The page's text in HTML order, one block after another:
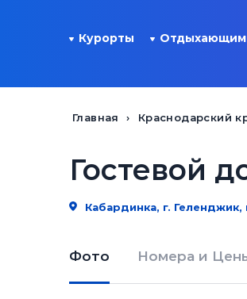
Курорты Отдыхающим
Главная Краснодарский
Гостевой
Кабардинка, г.
Фото Номера и